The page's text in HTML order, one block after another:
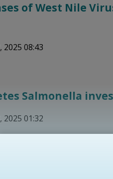
of West Nile
08:43
Salmonella
01:32
West Nile virus